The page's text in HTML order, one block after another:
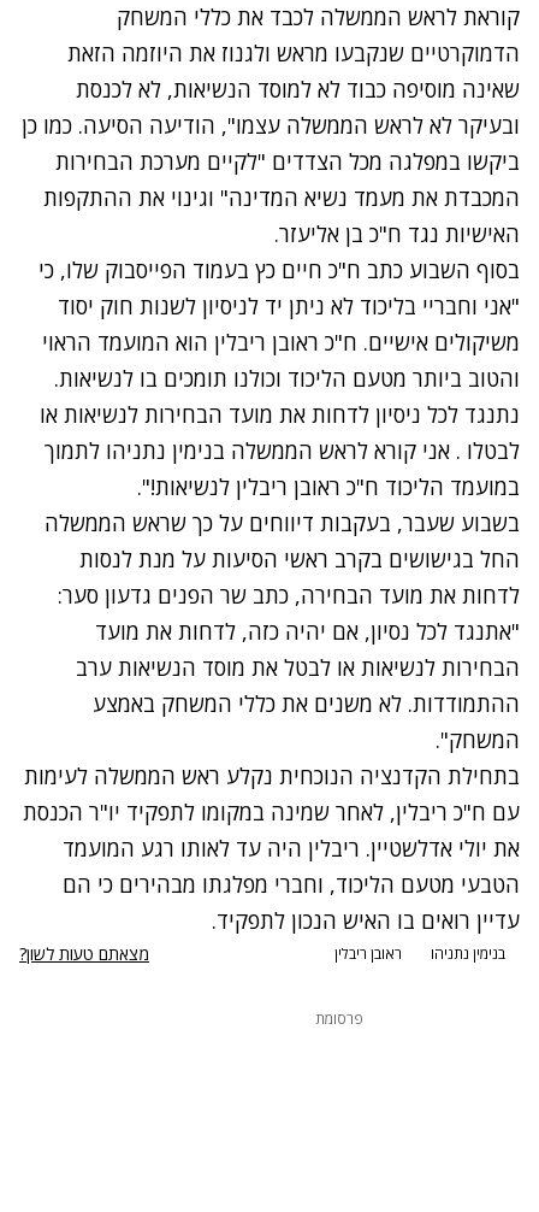
קוראת לראש הממשלה לכבד את כללי המשחק
הדמוקרטיים שנקבעו מראש ולגנוז את היוזמה הזאת
שאינה מוסיפה כבוד לא למוסד הנשיאות, לא לכנסת
ובעיקר לא לראש הממשלה עצמו", הודיעה הסיעה. כמו כן
ביקשו במפלגה מכל הצדדים "לקיים מערכת הבחירות
המכבדת את מעמד נשיא המדינה" וגינוי את ההתקפות
האישיות נגד ח"כ בן אליעזר.
בסוף השבוע כתב ח"כ חיים כץ בעמוד הפייסבוק שלו, כי
"אני וחבריי בליכוד לא ניתן יד לניסיון לשנות חוק יסוד
משיקולים אישיים. ח"כ ראובן ריבלין הוא המועמד הראוי
והטוב ביותר מטעם הליכוד וכולנו תומכים בו לנשיאות.
נתנגד לכל ניסיון לדחות את מועד הבחירות לנשיאות או
לבטלו . אני קורא לראש הממשלה בנימין נתניהו לתמוך
במועמד הליכוד ח"כ ראובן ריבלין לנשיאות!".
בשבוע שעבר, בעקבות דיווחים על כך שראש הממשלה
החל בגישושים בקרב ראשי הסיעות על מנת לנסות
לדחות את מועד הבחירה, כתב שר הפנים גדעון סער:
"אתנגד לכל נסיון, אם יהיה כזה, לדחות את מועד
הבחירות לנשיאות או לבטל את מוסד הנשיאות ערב
ההתמודדות. לא משנים את כללי המשחק באמצע
המשחק".
בתחילת הקדנציה הנוכחית נקלע ראש הממשלה לעימות
עם ח"כ ריבלין, לאחר שמינה במקומו לתפקיד יו"ר הכנסת
את יולי אדלשטיין. ריבלין היה עד לאותו רגע המועמד
הטבעי מטעם הליכוד, וחברי מפלגתו מבהירים כי הם
עדיין רואים בו האיש הנכון לתפקיד.
בנימין נתניהו ראובן ריבלין מצאתם טעות לשון?
פרסומת